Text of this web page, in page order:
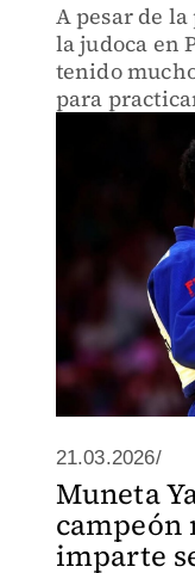
A pesar de
la judoca en
tenido
para
21.03.2026/
Muneta
imparte